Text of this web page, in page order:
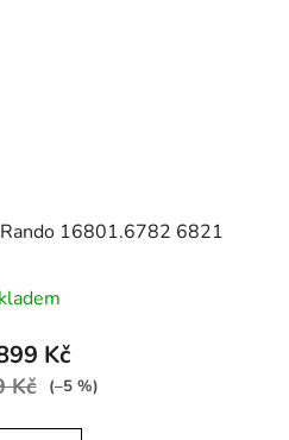
16801.6782 6821
Kč
Kč (–5 %)